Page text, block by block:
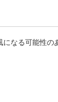
なる可能性の